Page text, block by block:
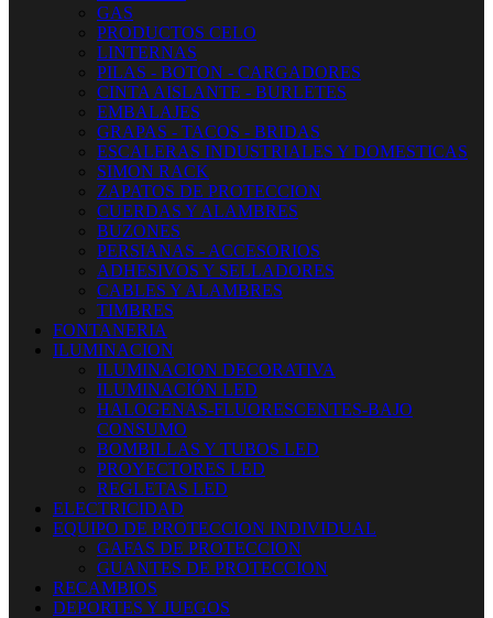
GAS
PRODUCTOS CELO
LINTERNAS
PILAS - BOTON - CARGADORES
CINTA AISLANTE - BURLETES
EMBALAJES
GRAPAS - TACOS - BRIDAS
ESCALERAS INDUSTRIALES Y DOMESTICAS
SIMON RACK
ZAPATOS DE PROTECCION
CUERDAS Y ALAMBRES
BUZONES
PERSIANAS - ACCESORIOS
ADHESIVOS Y SELLADORES
CABLES Y ALAMBRES
TIMBRES
FONTANERIA
ILUMINACION
ILUMINACION DECORATIVA
ILUMINACIÓN LED
HALOGENAS-FLUORESCENTES-BAJO
CONSUMO
BOMBILLAS Y TUBOS LED
PROYECTORES LED
REGLETAS LED
ELECTRICIDAD
EQUIPO DE PROTECCION INDIVIDUAL
GAFAS DE PROTECCION
GUANTES DE PROTECCION
RECAMBIOS
DEPORTES Y JUEGOS